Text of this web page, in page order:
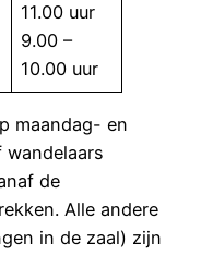
11.00 uur
9.00 –
10.00 uur
maandag- en
de
Alle andere
in de zaal) zijn